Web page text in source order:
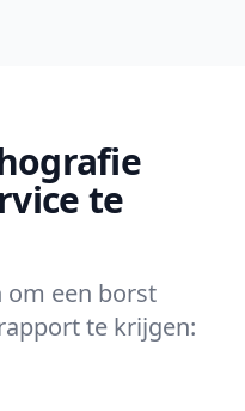
te
om een borst
te krijgen: